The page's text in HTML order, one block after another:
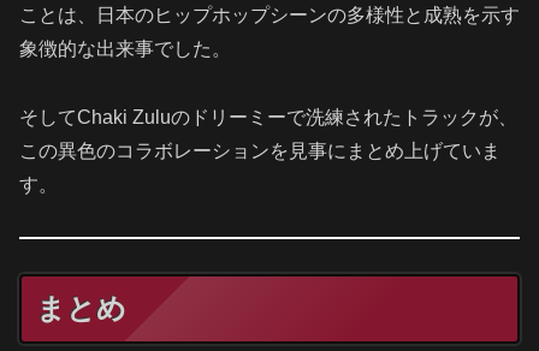
ことは、日本のヒップホップシーンの多様性と成熟を示す
象徴的な出来事でした。
そしてChaki Zuluのドリーミーで洗練されたトラックが、
この異色のコラボレーションを見事にまとめ上げていま
す。
まとめ